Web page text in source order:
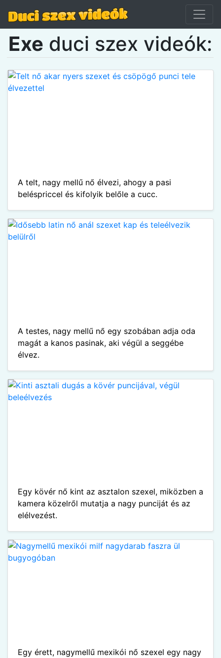
Exe duci szex videók:
A telt, nagy mellű nő élvezi, ahogy a pasi
beléspriccel és kifolyik belőle a cucc.
A testes, nagy mellű nő egy szobában adja oda
magát a kanos pasinak, aki végül a seggébe
élvez.
Egy kövér nő kint az asztalon szexel, miközben a
kamera közelről mutatja a nagy punciját és az
elélvezést.
Egy érett, nagymellű mexikói nő szexel egy nagy